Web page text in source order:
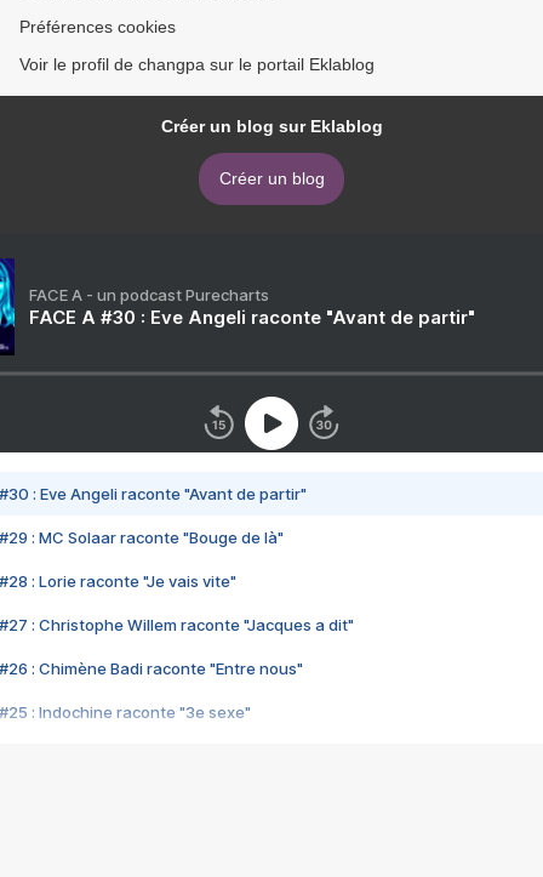
Préférences cookies
Voir le profil de changpa sur le portail Eklablog
Créer un blog sur Eklablog
Créer un blog
FACE A - un podcast Purecharts
FACE A #30 : Eve Angeli raconte "Avant de partir"
#30 : Eve Angeli raconte "Avant de partir"
#29 : MC Solaar raconte "Bouge de là"
#28 : Lorie raconte "Je vais vite"
#27 : Christophe Willem raconte "Jacques a dit"
#26 : Chimène Badi raconte "Entre nous"
#25 : Indochine raconte "3e sexe"